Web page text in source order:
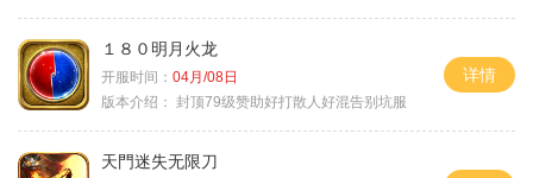
１８０明月火龙
开服时间： 04月/08日
版本介绍： 封顶79级赞助好打散人好混告别坑服
详情
天門迷失无限刀